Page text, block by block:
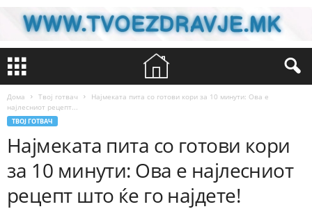
Дома Твој готвач
Најмеката пита со готови кори за 10 минути: Ова е
најлесниот рецепт...
ТВОЈ ГОТВАЧ
Најмеката пита со готови кори
за 10 минути: Ова е најлесниот
рецепт што ќе го најдете!